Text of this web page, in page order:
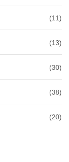
(11)
(13)
(30)
(38)
(20)